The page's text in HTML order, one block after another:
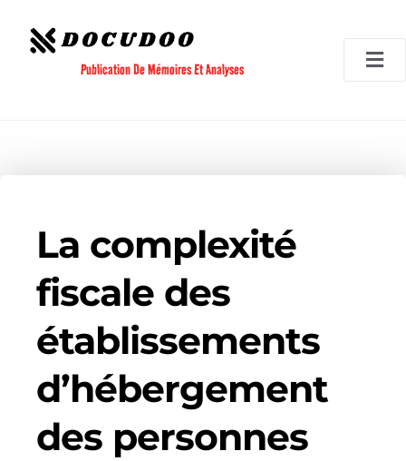
contenu
Publication De Mémoires Et Analyses
La complexité
fiscale des
établissements
d’hébergement
des personnes